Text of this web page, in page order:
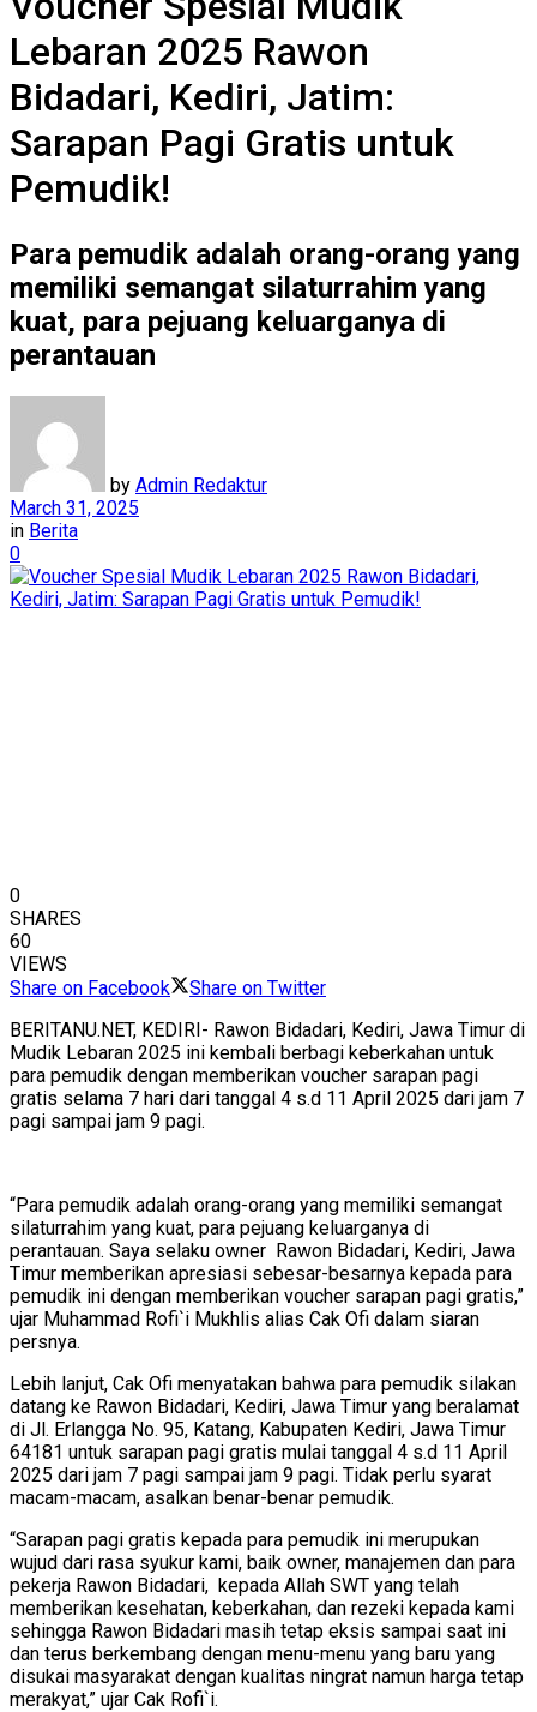
Lebaran 2025 Rawon
Bidadari, Kediri, Jatim:
Sarapan Pagi Gratis untuk
Pemudik!
Para pemudik adalah orang-orang yang
memiliki semangat silaturrahim yang
kuat, para pejuang keluarganya di
perantauan
by Admin Redaktur
March 31, 2025
in Berita
0
0
SHARES
60
VIEWS
Share on Facebook
Share on Twitter
BERITANU.NET, KEDIRI- Rawon Bidadari, Kediri, Jawa Timur di
Mudik Lebaran 2025 ini kembali berbagi keberkahan untuk
para pemudik dengan memberikan voucher sarapan pagi
gratis selama 7 hari dari tanggal 4 s.d 11 April 2025 dari jam 7
pagi sampai jam 9 pagi.
“Para pemudik adalah orang-orang yang memiliki semangat
silaturrahim yang kuat, para pejuang keluarganya di
perantauan. Saya selaku owner Rawon Bidadari, Kediri, Jawa
Timur memberikan apresiasi sebesar-besarnya kepada para
pemudik ini dengan memberikan voucher sarapan pagi gratis,”
ujar Muhammad Rofi`i Mukhlis alias Cak Ofi dalam siaran
persnya.
Lebih lanjut, Cak Ofi menyatakan bahwa para pemudik silakan
datang ke Rawon Bidadari, Kediri, Jawa Timur yang beralamat
di Jl. Erlangga No. 95, Katang, Kabupaten Kediri, Jawa Timur
64181 untuk sarapan pagi gratis mulai tanggal 4 s.d 11 April
2025 dari jam 7 pagi sampai jam 9 pagi. Tidak perlu syarat
macam-macam, asalkan benar-benar pemudik.
“Sarapan pagi gratis kepada para pemudik ini merupukan
wujud dari rasa syukur kami, baik owner, manajemen dan para
pekerja Rawon Bidadari, kepada Allah SWT yang telah
memberikan kesehatan, keberkahan, dan rezeki kepada kami
sehingga Rawon Bidadari masih tetap eksis sampai saat ini
dan terus berkembang dengan menu-menu yang baru yang
disukai masyarakat dengan kualitas ningrat namun harga tetap
merakyat,” ujar Cak Rofi`i.